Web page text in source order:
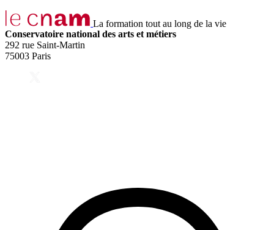
La formation tout au long de la vie
Conservatoire national des arts et métiers
292 rue Saint-Martin
75003 Paris